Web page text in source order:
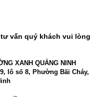
vấn quý khách vui lòng
XANH QUẢNG NINH
lô số 8, Phường Bãi Cháy,